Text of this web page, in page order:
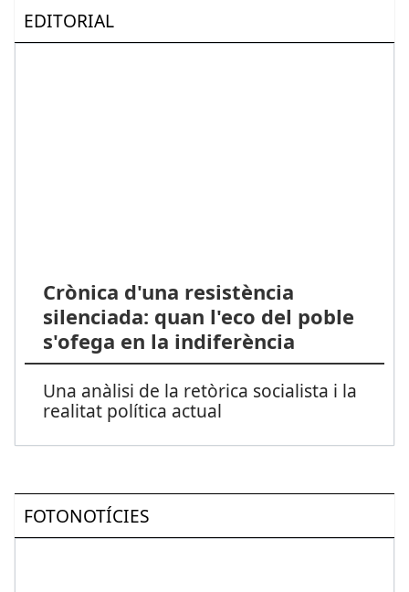
EDITORIAL
Crònica d'una resistència
silenciada: quan l'eco del poble
s'ofega en la indiferència
Una anàlisi de la retòrica socialista i la
realitat política actual
FOTONOTÍCIES